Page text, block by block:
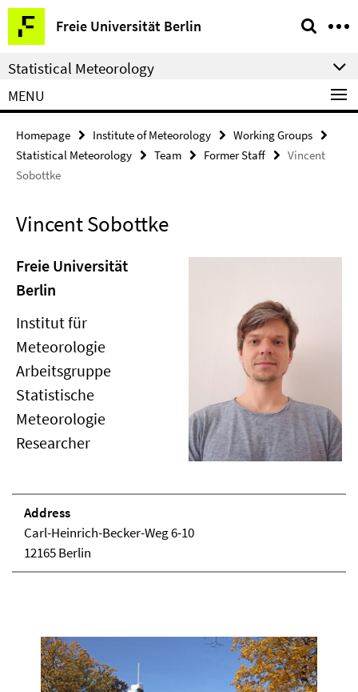
Springe
direkt
zu
Inhalt
Freie Universität Berlin
Service
Navigation
Statistical Meteorology
MENU
Homepage Institute of Meteorology
Working Groups
Statistical Meteorology
Team Former Staff
Vincent
Sobottke
Vincent Sobottke
Freie Universität
Berlin
Institut für
Meteorologie
Arbeitsgruppe
Statistische
Meteorologie
Researcher
Address
Carl-Heinrich-Becker-Weg 6-10
12165 Berlin